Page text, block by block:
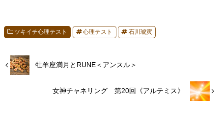
ツキイチ心理テスト 心理テスト 石川琥寅
牡羊座満月とRUNE＜アンスル＞
女神チャネリング 第20回《アルテミス》